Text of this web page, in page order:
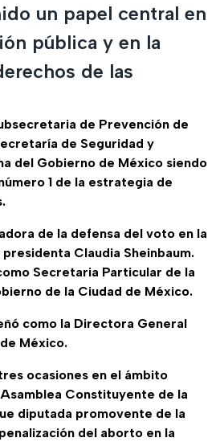
un papel central en
pública y en la
de las
de Prevención de
de Seguridad y
del Gobierno de México siendo
1 de la estrategia de
de la defensa del voto en la
Claudia Sheinbaum.
Secretaria Particular de la
de la Ciudad de México.
como la Directora General
México.
ocasiones en el ámbito
Constituyente de la
diputada promovente de la
del aborto en la